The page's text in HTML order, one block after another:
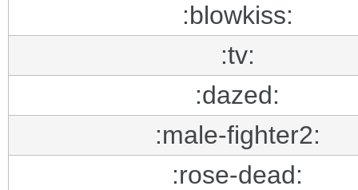
:blowkiss:
:tv:
:dazed:
:male-fighter2:
:rose-dead: